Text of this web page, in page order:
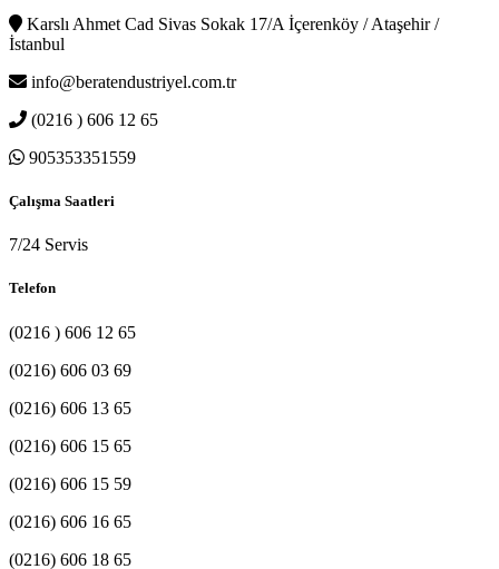
Karslı Ahmet Cad Sivas Sokak 17/A İçerenköy / Ataşehir /
İstanbul
info@beratendustriyel.com.tr
(0216 ) 606 12 65
905353351559
Çalışma Saatleri
7/24 Servis
Telefon
(0216 ) 606 12 65
(0216) 606 03 69
(0216) 606 13 65
(0216) 606 15 65
(0216) 606 15 59
(0216) 606 16 65
(0216) 606 18 65